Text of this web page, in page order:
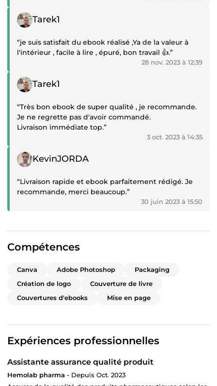
Témoignage positif
Tarek1
“je suis satisfait du ebook réalisé ,Ya de la valeur à
l'intérieur , facile à lire , épuré, bon travail 👍.”
28 nov. 2023 à 12:39
Témoignage positif
Tarek1
“Très bon ebook de super qualité , je recommande.
Je ne regrette pas d'avoir commandé.
Livraison immédiate top.”
3 oct. 2023 à 14:35
Témoignage positif
KevinJORDA
“Livraison rapide et ebook parfaitement rédigé. Je
recommande, merci beaucoup.”
30 juin 2023 à 15:50
Compétences
Canva Adobe Photoshop
Packaging
Création de logo
Couverture de livre
Couvertures d'ebooks
Mise en page
Expériences professionnelles
Assistante assurance qualité produit
Hemolab pharma - Depuis Oct. 2023